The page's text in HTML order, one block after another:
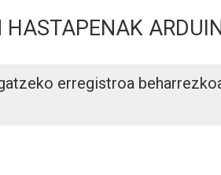
HASTAPENAK
erregistroa